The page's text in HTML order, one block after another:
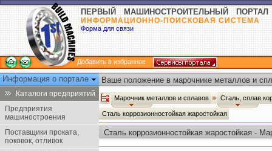
ПЕРВЫЙ МАШИНОСТРОИТЕЛЬНЫЙ ПОРТАЛ
ИНФОРМАЦИОННО-ПОИСКОВАЯ СИСТЕМА
Форма для связи
Добавить в избранное
Информация о портале
Каталоги предприятий
Предприятия
машиностроения
Поставщики проката,
поковок, отливок
Ваше положение в марочнике металлов и
Марочник металлов и сплавов Сталь, сплав
Сталь коррозионностойкая жаростойкая
Сталь коррозионностойкая жаростойкая -